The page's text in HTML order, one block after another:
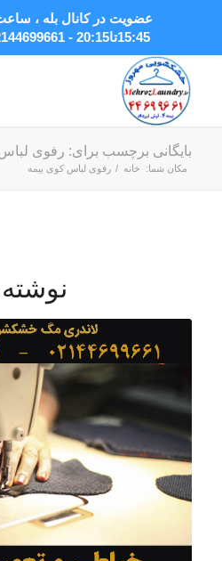
بایگانی برچسب برای: رفوی
مکان شما: خانه / رفوی لباس کوی بیمه
عضویت در کانال بله
15:45تا20:15 - 02144699661 - 09044699661